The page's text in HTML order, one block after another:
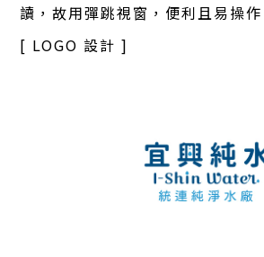
讀，故用彈跳視窗，便利且易操作
[ LOGO 設計 ]